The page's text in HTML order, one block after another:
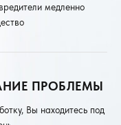
медленно
ПРОБЛЕМЫ
Вы находитесь под